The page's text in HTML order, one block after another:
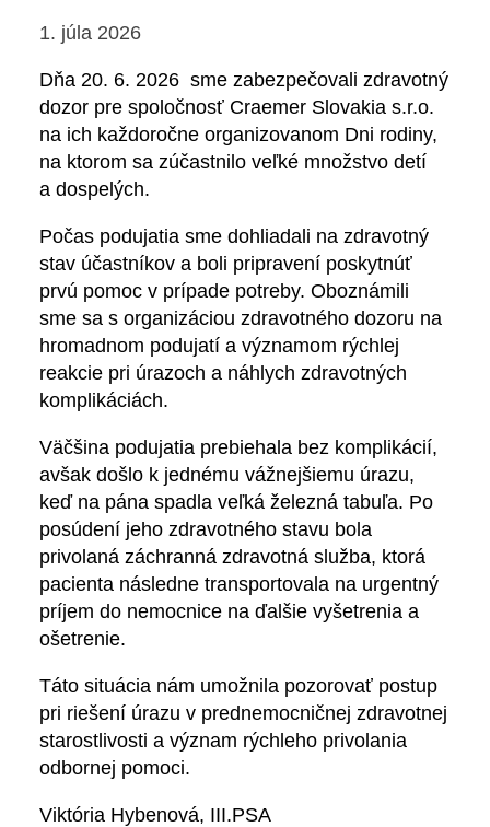
1. júla 2026
Dňa 20. 6. 2026 sme zabezpečovali zdravotný
dozor pre spoločnosť Craemer Slovakia s.r.o.
na ich každoročne organizovanom Dni rodiny,
na ktorom sa zúčastnilo veľké množstvo detí
a dospelých.
Počas podujatia sme dohliadali na zdravotný
stav účastníkov a boli pripravení poskytnúť
prvú pomoc v prípade potreby. Oboznámili
sme sa s organizáciou zdravotného dozoru na
hromadnom podujatí a významom rýchlej
reakcie pri úrazoch a náhlych zdravotných
komplikáciách.
Väčšina podujatia prebiehala bez komplikácií,
avšak došlo k jednému vážnejšiemu úrazu,
keď na pána spadla veľká železná tabuľa. Po
posúdení jeho zdravotného stavu bola
privolaná záchranná zdravotná služba, ktorá
pacienta následne transportovala na urgentný
príjem do nemocnice na ďalšie vyšetrenia a
ošetrenie.
Táto situácia nám umožnila pozorovať postup
pri riešení úrazu v prednemocničnej zdravotnej
starostlivosti a význam rýchleho privolania
odbornej pomoci.
Viktória Hybenová, III.PSA